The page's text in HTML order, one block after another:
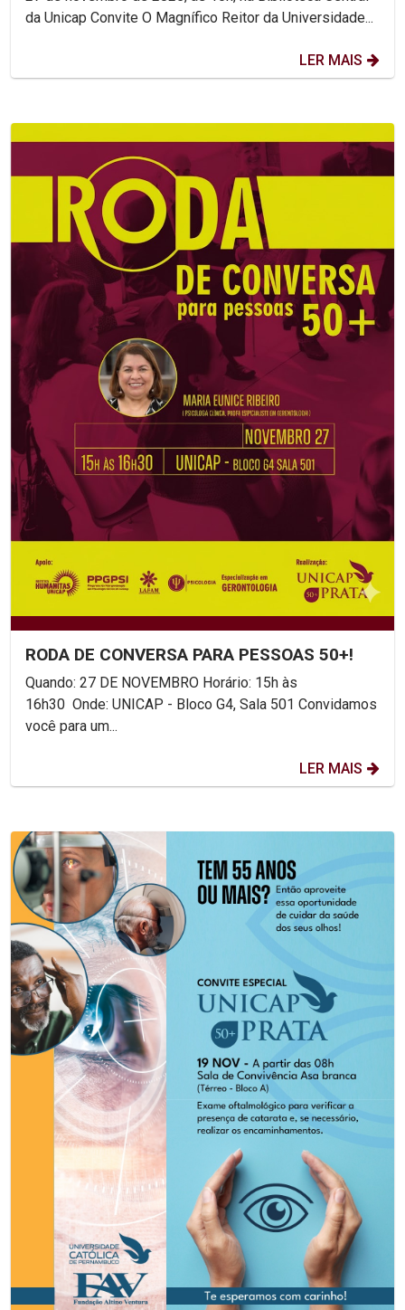
da Unicap Convite O Magnífico Reitor da Universidade...
LER MAIS
RODA DE CONVERSA PARA PESSOAS 50+!
Quando: 27 DE NOVEMBRO Horário: 15h às
16h30 Onde: UNICAP - Bloco G4, Sala 501 Convidamos
você para um...
LER MAIS